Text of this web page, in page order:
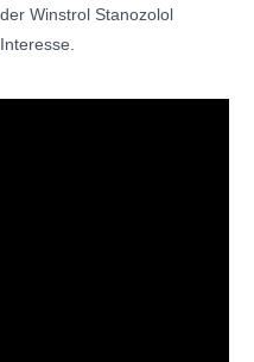
Winstrol Stanozolol